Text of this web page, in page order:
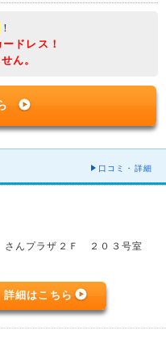
！
ドレス！
ん。
口コミ・詳細
さんプラザ２Ｆ ２０３号室
詳細はこちら